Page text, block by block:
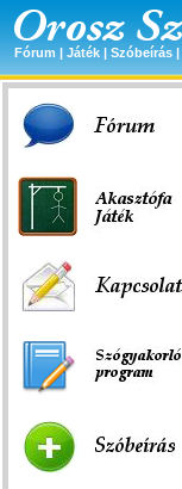
Fórum | Játék | Szóbeírás |